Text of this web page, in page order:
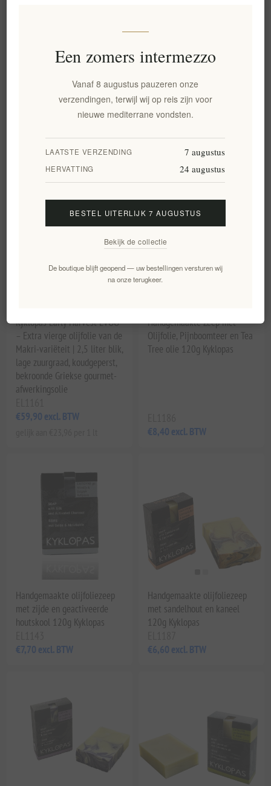
Kyklopas Ages Extra Virgin
Olijfolie 500ml – Makris BOB
Extra vergine olijfolie vroege
oogst 500ml Kyklopas
gelijk aan €28,72 per 1 lt
Kyklopas Early Harvest EVOO
– Extra vierge olijfolie van de
Makri-variëteit | 2,5 liter blik,
lage zuurgraad, koudgeperst,
bekroonde Griekse gourmet-
afwerkingsolie
€59,90 excl. BTW
Handgemaakte Zeep met
Olijfolie, Pijnboomteer en Tea
Tree olie 120g Kyklopas
€8,40 excl. BTW
Handgemaakte olijfoliezeep
met zijde en geactiveerde
houtskool 120g Kyklopas
€7,70 excl. BTW
Handgemaakte olijfoliezeep
met sandelhout en kaneel
120g Kyklopas
€6,60 excl. BTW
Een zomers intermezzo
Vanaf 8 augustus pauzeren onze
verzendingen, terwijl wij op reis zijn voor
nieuwe mediterrane vondsten.
LAATSTE VERZENDING 7 augustus
HERVATTING 24 augustus
BESTEL UITERLIJK 7 AUGUSTUS
Bekijk de collectie
De boutique blijft geopend — uw bestellingen versturen wij
na onze terugkeer.